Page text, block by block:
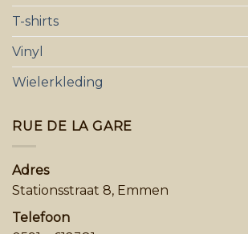
T-shirts
Vinyl
Wielerkleding
RUE DE LA GARE
Adres
Stationsstraat 8, Emmen
Telefoon